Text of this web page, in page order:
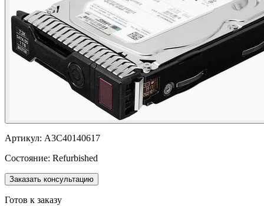
Артикул: A3C40140617
Состояние: Refurbished
Заказать консультацию
Готов к заказу